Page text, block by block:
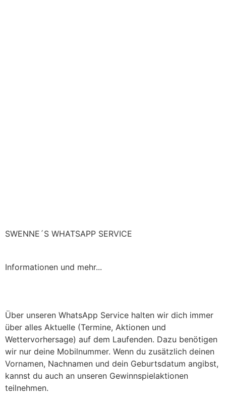
SWENNE´S WHATSAPP SERVICE
Informationen und mehr...
Über unseren WhatsApp Service halten wir dich immer
über alles Aktuelle (Termine, Aktionen und
Wettervorhersage) auf dem Laufenden. Dazu benötigen
wir nur deine Mobilnummer. Wenn du zusätzlich deinen
Vornamen, Nachnamen und dein Geburtsdatum angibst,
kannst du auch an unseren Gewinnspielaktionen
teilnehmen.